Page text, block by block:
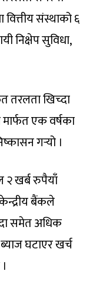
संस्थाको ६
निक्षेप सुविधा,
तरलता खिच्दा
एक वर्षका
गर्‍यो ।
२ खर्ब रुपैयाँ
बैंकले
समेत अधिक
घटाएर खर्च